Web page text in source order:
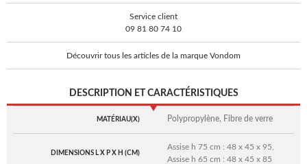
Service client
09 81 80 74 10
Découvrir tous les articles de la marque Vondom
DESCRIPTION ET CARACTÉRISTIQUES
MATÉRIAU(X) Polypropylène, Fibre de verre
DIMENSIONS L X P X H (CM)
Assise h 75 cm : 48 x 45 x 95,
Assise h 65 cm : 48 x 45 x 85